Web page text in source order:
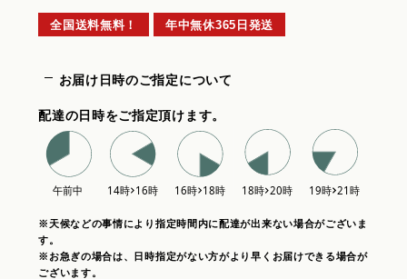
全国送料無料！ 年中無休365日発送
お届け日時のご指定について
配達の日時をご指定頂けます。
※天候などの事情により指定時間内に配達が出来ない場合がございま
す。
※お急ぎの場合は、日時指定がない方がより早くお届けできる場合が
ございます。